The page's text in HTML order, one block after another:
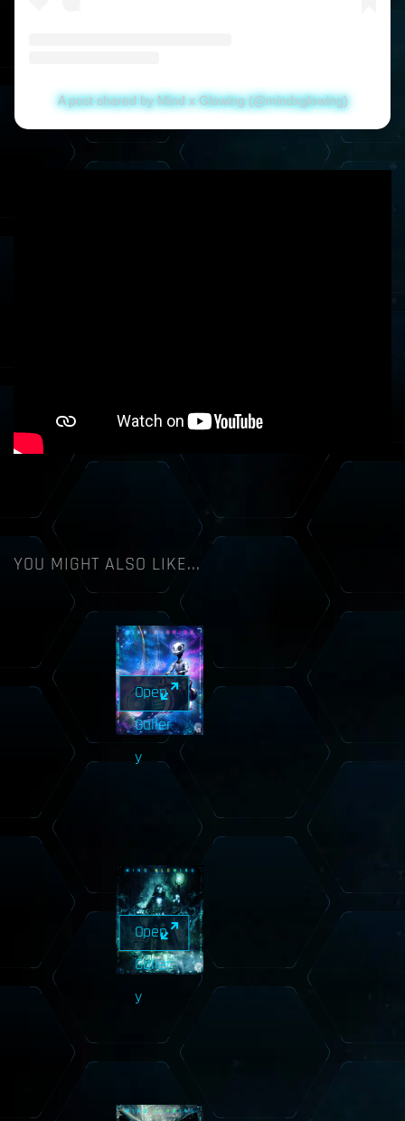
A post shared by Mind x Glowing (@mindxglowing)
YOU MIGHT ALSO LIKE...
Open
Galler
y
Open
Galler
y